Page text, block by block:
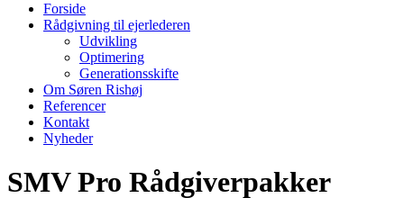
Forside
Rådgivning til ejerlederen
Udvikling
Optimering
Generationsskifte
Om Søren Rishøj
Referencer
Kontakt
Nyheder
SMV Pro Rådgiverpakker